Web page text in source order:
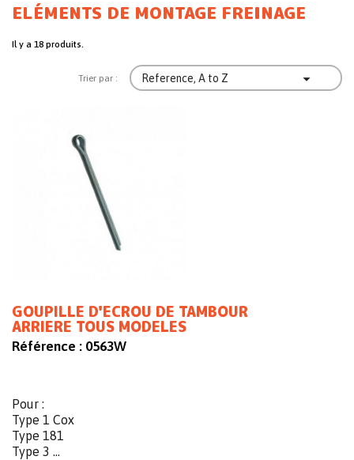
ELÉMENTS DE MONTAGE FREINAGE
Il y a 18 produits.
Trier par : Reference, A to Z 
GOUPILLE D'ECROU DE TAMBOUR
ARRIERE TOUS MODELES
Référence : 0563W
Pour :
Type 1 Cox
Type 181
Type 3 ...